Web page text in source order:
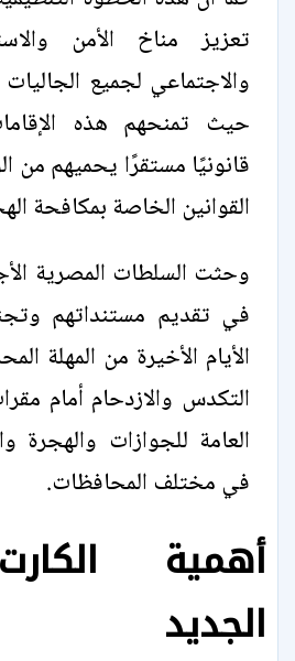
تعزيز مناخ الأمن
والاجتماعي لجميع
حيث تمنحهم هذه
قانونيًا مستقرًا يحميهم من
القوانين الخاصة بمكافحة
وحثت السلطات المصرية
في تقديم مستنداتهم
الأيام الأخيرة من المهلة
التكدس والازدحام أمام
العامة للجوازات والهجرة
في مختلف المحافظات.
أهمية
الجديد